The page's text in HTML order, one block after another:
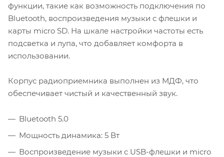
функции, такие как возможность подключения по
Bluetooth, воспроизведения музыки с флешки и
карты micro SD. На шкале настройки частоты есть
подсветка и лупа, что добавляет комфорта в
использовании.
Корпус радиоприемника выполнен из МДФ, что
обеспечивает чистый и качественный звук.
Bluetooth 5.0
Мощность динамика: 5 Вт
Воспроизведение музыки с USB-флешки и micro